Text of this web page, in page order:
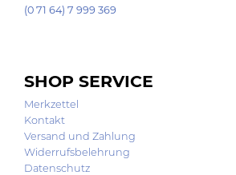
(0 71 64) 7 999 369
SHOP SERVICE
Merkzettel
Kontakt
Versand und Zahlung
Widerrufsbelehrung
Datenschutz